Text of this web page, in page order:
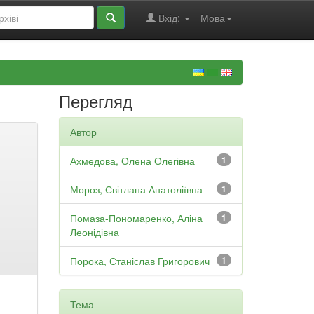
Мова
Вхід:
Перегляд
Автор
1
Ахмедова, Олена Олегівна
1
Мороз, Світлана Анатоліївна
1
Помаза-Пономаренко, Аліна
Леонідівна
1
Порока, Станіслав Григорович
Тема